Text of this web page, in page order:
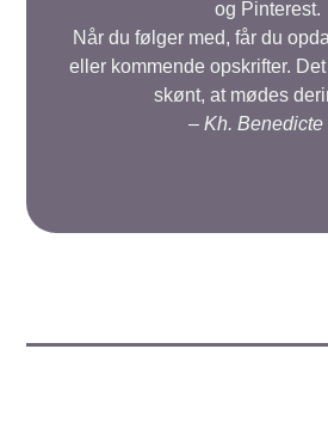
og Pinterest.
Når du følger med, får du
eller kommende opskrifter.
skønt, at mødes
– Kh. Benedicte